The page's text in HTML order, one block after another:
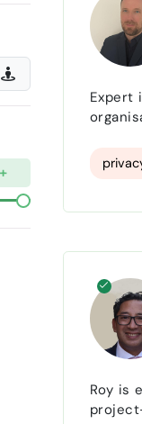
Expert
Roy is
project- en